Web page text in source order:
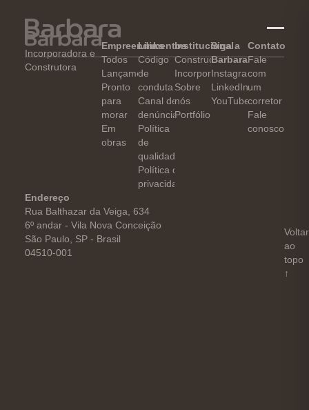
Incorporadora e
Construtora
Empreendimentos
Todos
Lançamento
Pronto
para
morar
Em
obras
Institucional
Construção
Incorporação
Sobre
nós
Portfólio
Contato
Fale
com
um
corretor
Fale
conosco
Links
Código
de
conduta
Canal de
denúncia
Política
de
qualidade
Política de
privacidade
Siga a
Barbara
Instagram
LinkedIn
YouTube
Endereço
Rua Balthazar da Veiga, 634
6º andar - Vila Nova Conceição
São Paulo, SP - Brasil
04510-001
Voltar
ao
topo
↑